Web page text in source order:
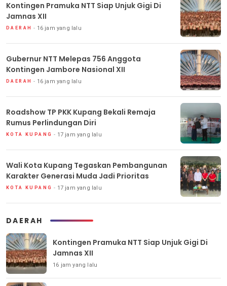
Kontingen Pramuka NTT Siap Unjuk Gigi Di
Jamnas XII
DAERAH 16 jam yang lalu
Gubernur NTT Melepas 756 Anggota
Kontingen Jambore Nasional XII
DAERAH 16 jam yang lalu
Roadshow TP PKK Kupang Bekali Remaja
Rumus Perlindungan Diri
KOTA KUPANG 17 jam yang lalu
Wali Kota Kupang Tegaskan Pembangunan
Karakter Generasi Muda Jadi Prioritas
KOTA KUPANG 17 jam yang lalu
DAERAH
Kontingen Pramuka NTT Siap Unjuk Gigi Di
Jamnas XII
16 jam yang lalu